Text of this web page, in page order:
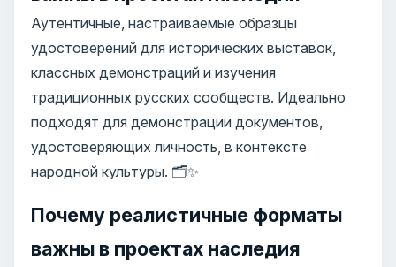
Аутентичные, настраиваемые образцы
удостоверений для исторических выставок,
классных демонстраций и изучения
традиционных русских сообществ. Идеально
подходят для демонстрации документов,
удостоверяющих личность, в контексте
народной культуры. 🗂️✨
Почему реалистичные форматы
важны в проектах наследия